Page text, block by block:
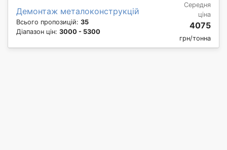
Демонтаж металоконструкцій
Всього пропозицій: 35
Діапазон цін: 3000 - 5300
Середня
ціна
4075
грн/тонна